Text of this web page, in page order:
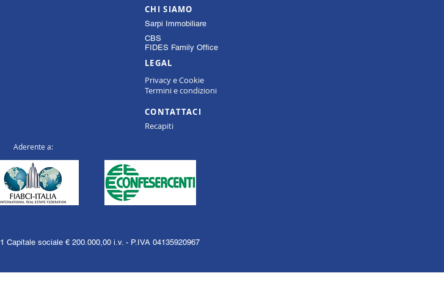
CHI SIAMO
Sarpi Immobiliare
CBS
FIDES Family Office
LEGAL
Privacy e Cookie
Termini e condizioni
CONTATTACI
Recapiti
Aderente a:
sociale € 200.000,00 i.v. - P.IVA 04135920967